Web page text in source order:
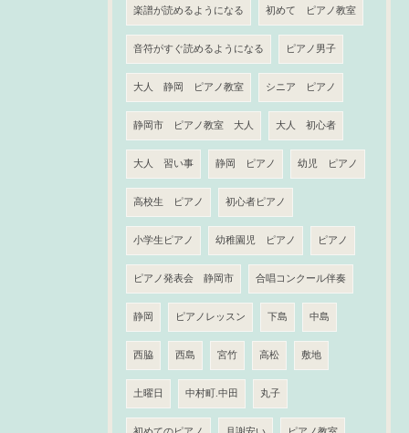
楽譜が読めるようになる 初めて ピアノ教室
音符がすぐ読めるようになる ピアノ男子
大人 静岡 ピアノ教室 シニア ピアノ
静岡市 ピアノ教室 大人 大人 初心者
大人 習い事 静岡 ピアノ 幼児 ピアノ
高校生 ピアノ 初心者ピアノ
小学生ピアノ 幼稚園児 ピアノ ピアノ
ピアノ発表会 静岡市 合唱コンクール伴奏
静岡 ピアノレッスン 下島 中島
西脇 西島 宮竹 高松 敷地
土曜日 中村町.中田 丸子